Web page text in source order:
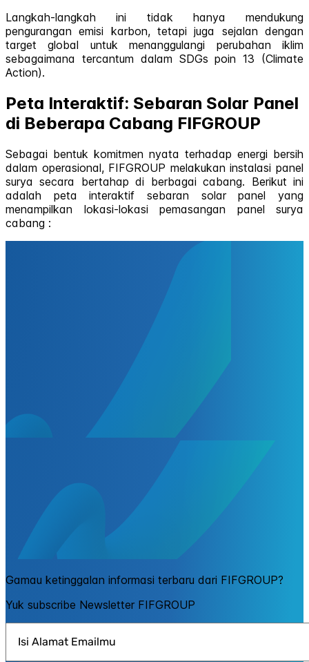
Langkah-langkah ini tidak hanya mendukung
pengurangan emisi karbon, tetapi juga sejalan dengan
target global untuk menanggulangi perubahan iklim
sebagaimana tercantum dalam SDGs poin 13 (Climate
Action).
Peta Interaktif: Sebaran Solar Panel
di Beberapa Cabang FIFGROUP
Sebagai bentuk komitmen nyata terhadap energi bersih
dalam operasional, FIFGROUP melakukan instalasi panel
surya secara bertahap di berbagai cabang. Berikut ini
adalah peta interaktif sebaran solar panel yang
menampilkan lokasi-lokasi pemasangan panel surya
cabang :
Gamau ketinggalan informasi terbaru dari FIFGROUP?
Yuk subscribe Newsletter FIFGROUP